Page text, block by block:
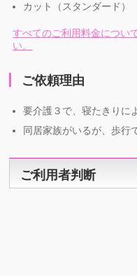
カット（スタンダード）
すべてのご利用料金につい
い。
ご依頼理由
要介護３で、寝たきりに
同居家族がいるが、歩行
ご利用者判断